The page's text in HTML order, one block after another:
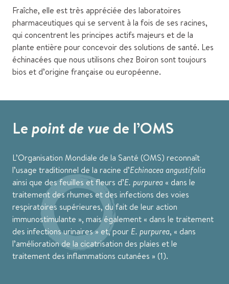
Fraîche, elle est très appréciée des laboratoires
pharmaceutiques qui se servent à la fois de ses racines,
qui concentrent les principes actifs majeurs et de la
plante entière pour concevoir des solutions de santé. Les
échinacées que nous utilisons chez Boiron sont toujours
bios et d’origine française ou européenne.
Lepoint de vuede l’OMS
L’Organisation Mondiale de la Santé (OMS) reconnaît
l’usage traditionnel de la racine d’Echinacea angustifolia
ainsi que des feuilles et fleurs d’E. purpurea
dans le
traitement des rhumes et des infections des voies
respiratoires supérieures, du fait de leur action
immunostimulante , mais également
dans le traitement
des infections urinaires et, pour E. purpurea,
dans
l’amélioration de la cicatrisation des plaies et le
traitement des inflammations cutanées
(1).